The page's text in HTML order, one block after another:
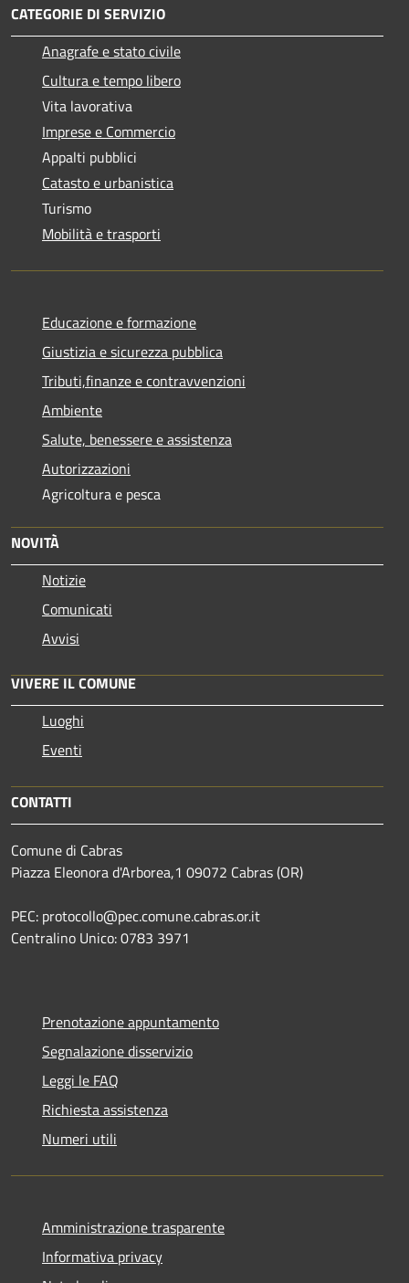
CATEGORIE DI SERVIZIO
Anagrafe e stato civile
Cultura e tempo libero
Vita lavorativa
Imprese e Commercio
Appalti pubblici
Catasto e urbanistica
Turismo
Mobilità e trasporti
Educazione e formazione
Giustizia e sicurezza pubblica
Tributi,finanze e contravvenzioni
Ambiente
Salute, benessere e assistenza
Autorizzazioni
Agricoltura e pesca
NOVITÀ
Notizie
Comunicati
Avvisi
VIVERE IL COMUNE
Luoghi
Eventi
CONTATTI
Comune di Cabras
Piazza Eleonora d'Arborea,1 09072 Cabras (OR)
PEC: protocollo@pec.comune.cabras.or.it
Centralino Unico: 0783 3971
Prenotazione appuntamento
Segnalazione disservizio
Leggi le FAQ
Richiesta assistenza
Numeri utili
Amministrazione trasparente
Informativa privacy